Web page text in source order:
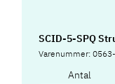
SCID-5-SPQ
Varenummer:
Antal